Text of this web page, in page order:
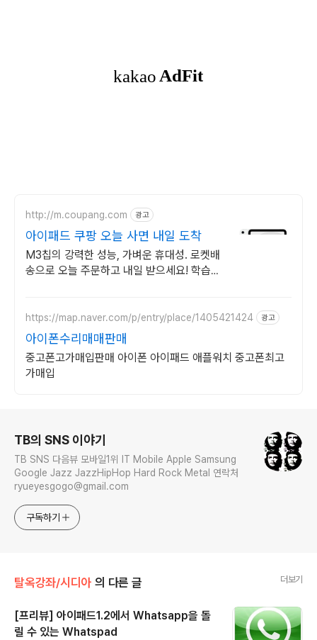
http://m.coupang.com 광고
아이패드 쿠팡 오늘 사면 내일 도착
M3칩의 강력한 성능, 가벼운 휴대성. 로켓배
송으로 오늘 주문하고 내일 받으세요! 학습,
https://map.naver.com/p/entry/place/1405421424 광고
아이폰수리매매판매
중고폰고가매입판매 아이폰 아이패드 애플워치 중고폰최고
가매입
TB의 SNS 이야기
TB SNS 다음뷰 모바일1위 IT Mobile Apple Samsung
Google Jazz JazzHipHop Hard Rock Metal 연락처
ryueyesgogo@gmail.com
구독하기
탈옥강좌/시디아 의 다른 글 더보기
[프리뷰] 아이패드1.2에서 Whatsapp을 돌
릴 수 있는 Whatspad